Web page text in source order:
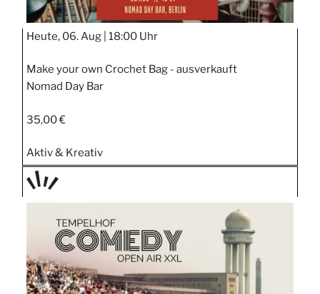
Heute, 06. Aug | 18:00 Uhr
Make your own Crochet Bag - ausverkauft
Nomad Day Bar
35,00 €
Aktiv & Kreativ
TAGE
STIPP